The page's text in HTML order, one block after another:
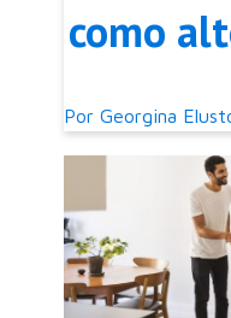
como
cost'
Por Georgina